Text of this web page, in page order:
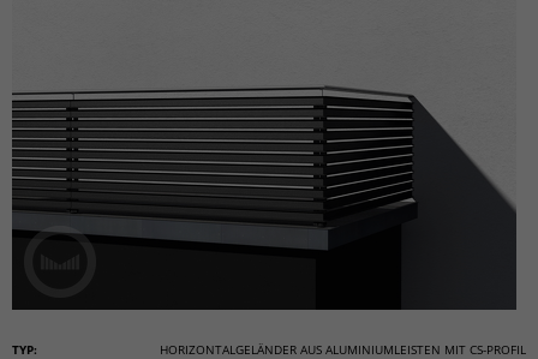
TYP:
HORIZONTALGELÄNDER AUS ALUMINIUMLEISTEN MIT CS-PROFIL